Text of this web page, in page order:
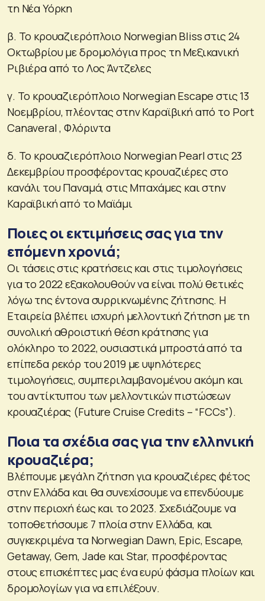
τη Νέα Υόρκη
β. Το κρουαζιερόπλοιο Norwegian Bliss στις 24
Οκτωβρίου με δρομολόγια προς τη Μεξικανική
Ριβιέρα από το Λος Άντζελες
γ. Το κρουαζιερόπλοιο Norwegian Escape στις 13
Νοεμβρίου, πλέοντας στην Καραϊβική από το Port
Canaveral , Φλόριντα
δ. Το κρουαζιερόπλοιο Norwegian Pearl στις 23
Δεκεμβρίου προσφέροντας κρουαζιέρες στο
κανάλι του Παναμά, στις Μπαχάμες και στην
Καραϊβική από το Μαϊάμι
Ποιες οι εκτιμήσεις σας για την
επόμενη χρονιά;
Οι τάσεις στις κρατήσεις και στις τιμολογήσεις
για το 2022 εξακολουθούν να είναι πολύ θετικές
λόγω της έντονα συρρικνωμένης ζήτησης. Η
Εταιρεία βλέπει ισχυρή μελλοντική ζήτηση με τη
συνολική αθροιστική θέση κράτησης για
ολόκληρο το 2022, ουσιαστικά μπροστά από τα
επίπεδα ρεκόρ του 2019 με υψηλότερες
τιμολογήσεις, συμπεριλαμβανομένου ακόμη και
του αντίκτυπου των μελλοντικών πιστώσεων
κρουαζιέρας (Future Cruise Credits – “FCCs”).
Ποια τα σχέδια σας για την ελληνική
κρουαζιέρα;
Βλέπουμε μεγάλη ζήτηση για κρουαζιέρες φέτος
στην Ελλάδα και θα συνεχίσουμε να επενδύουμε
στην περιοχή έως και το 2023. Σχεδιάζουμε να
τοποθετήσουμε 7 πλοία στην Ελλάδα, και
συγκεκριμένα τα Norwegian Dawn, Epic, Escape,
Getaway, Gem, Jade και Star, προσφέροντας
στους επισκέπτες μας ένα ευρύ φάσμα πλοίων και
δρομολογίων για να επιλέξουν.